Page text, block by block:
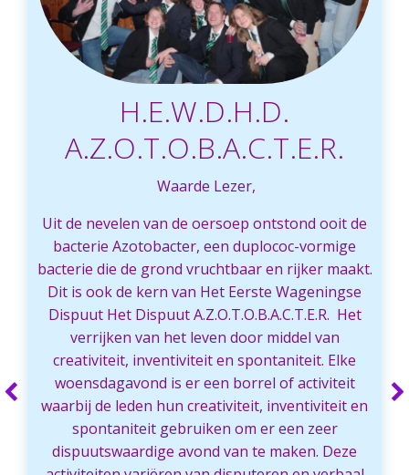
H.E.W.D.H.D.
A.Z.O.T.O.B.A.C.T.E.R.
Waarde Lezer,
Uit de nevelen van de oersoep ontstond ooit de
bacterie Azotobacter, een duplococ-vormige
bacterie die de grond vruchtbaar en rijker maakt.
Dit is ook de kern van Het Eerste Wageningse
Dispuut Het Dispuut A.Z.O.T.O.B.A.C.T.E.R. Het
verrijken van het leven door middel van
creativiteit, inventiviteit en spontaniteit. Elke
woensdagavond is er een borrel of activiteit
waarbij de leden hun creativiteit, inventiviteit en
spontaniteit gebruiken om er een zeer
dispuutswaardige avond van te maken. Deze